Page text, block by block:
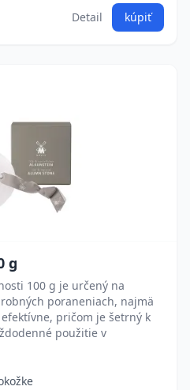
Detail kúpiť
g
100 g je určený na
poraneniach, najmä
pričom je šetrný k
použitie v